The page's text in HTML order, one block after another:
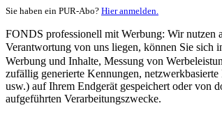
Sie haben ein PUR-Abo? Hier anmelden.
FONDS professionell mit Werbung: Wir nutzen
Verantwortung von uns liegen, können Sie sich
Werbung und Inhalte, Messung von
zufällig generierte Kennungen,
usw.) auf Ihrem Endgerät gespeichert oder von
aufgeführten Verarbeitungszwecke.